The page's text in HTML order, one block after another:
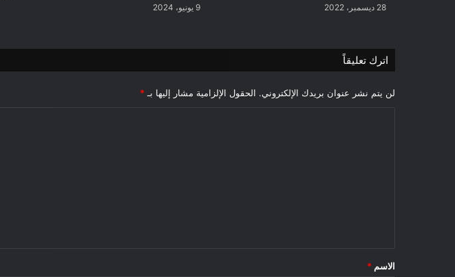
28 ديسمبر، 2022 9 يونيو، 2024
اترك تعليقاً
لن يتم نشر عنوان بريدك الإلكتروني. الحقول الإلزامية مشار إليها بـ *
*
الاسم *